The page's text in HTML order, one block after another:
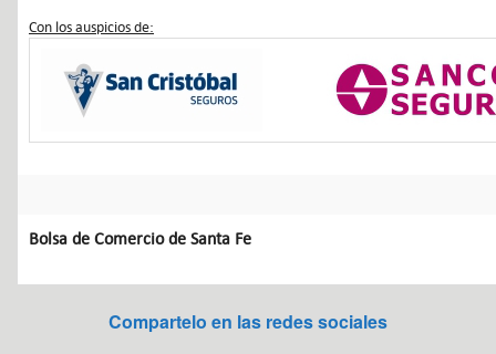
Con los auspicios de:
Bolsa de Comercio de Santa Fe
Compartelo en las redes sociales